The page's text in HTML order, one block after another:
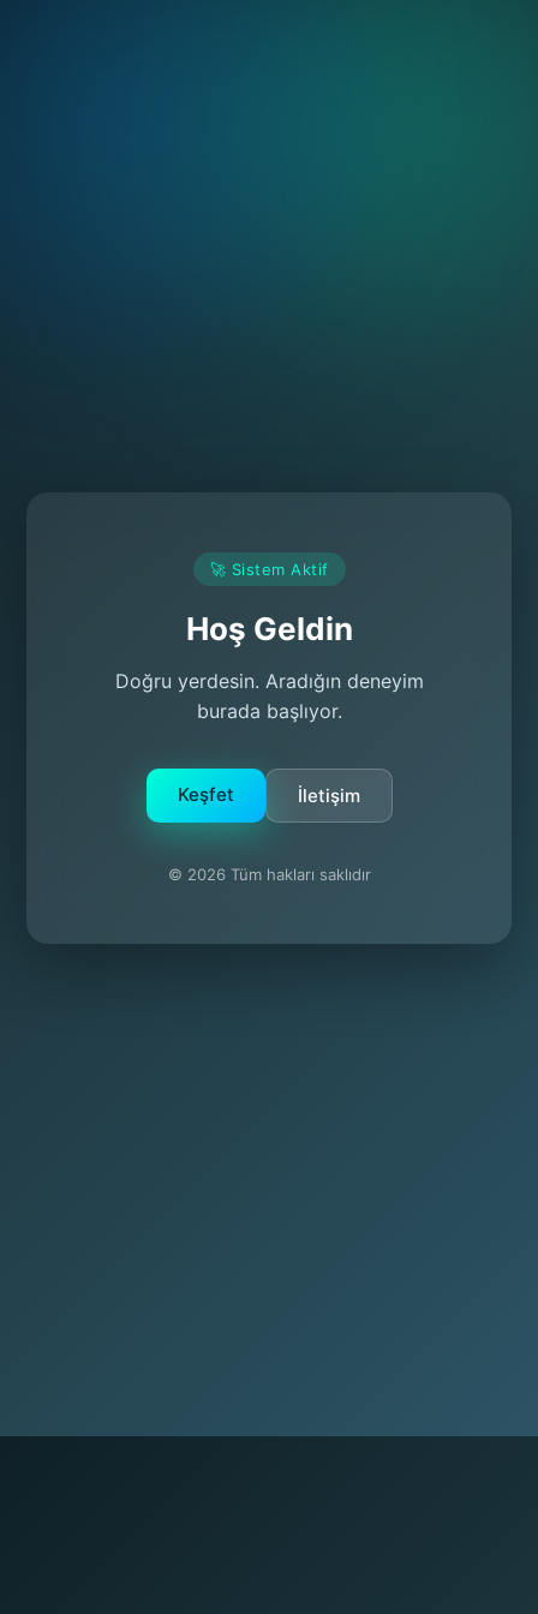
🚀 Sistem Aktif
Hoş Geldin
Doğru yerdesin. Aradığın deneyim
burada başlıyor.
Keşfet İletişim
© 2026 Tüm hakları saklıdır